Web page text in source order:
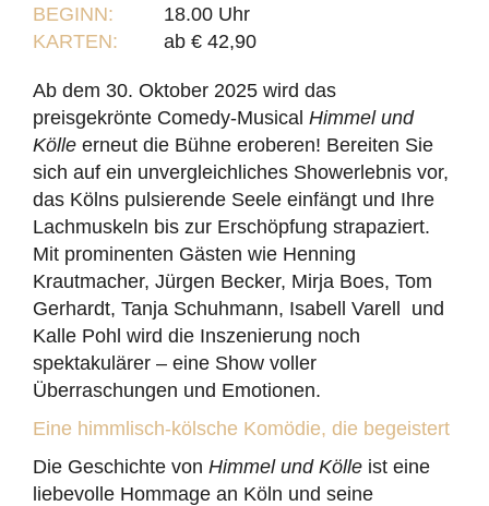
BEGINN:
18.00 Uhr
KARTEN:
ab € 42,90
Ab dem 30. Oktober 2025 wird das
preisgekrönte Comedy-Musical Himmel und
Kölle erneut die Bühne eroberen! Bereiten Sie
sich auf ein unvergleichliches Showerlebnis vor,
das Kölns pulsierende Seele einfängt und Ihre
Lachmuskeln bis zur Erschöpfung strapaziert.
Mit prominenten Gästen wie Henning
Krautmacher, Jürgen Becker, Mirja Boes, Tom
Gerhardt, Tanja Schuhmann, Isabell Varell und
Kalle Pohl wird die Inszenierung noch
spektakulärer – eine Show voller
Überraschungen und Emotionen.
Eine himmlisch-kölsche Komödie, die begeistert
Die Geschichte von Himmel und Kölle ist eine
liebevolle Hommage an Köln und seine